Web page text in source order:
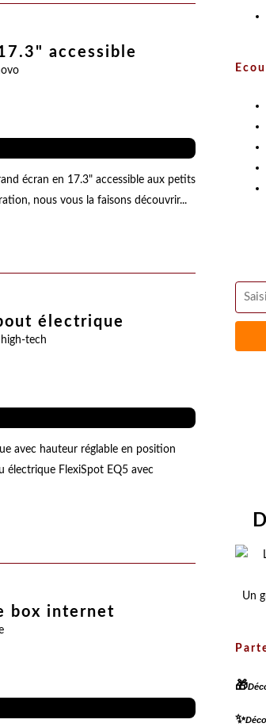
accessible
écran en 17.3" accessible aux petits
nous vous la faisons découvrir...
électrique
high-tech
avec hauteur réglable en position
électrique FlexiSpot EQ5 avec
box internet
Un
🎁
✨